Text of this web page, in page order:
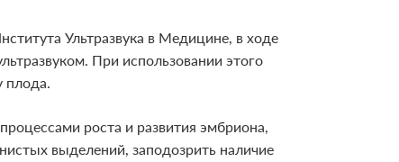
Ультразвука в Медицине, в ходе
При использовании этого
плода.
роста и развития эмбриона,
выделений, заподозрить наличие